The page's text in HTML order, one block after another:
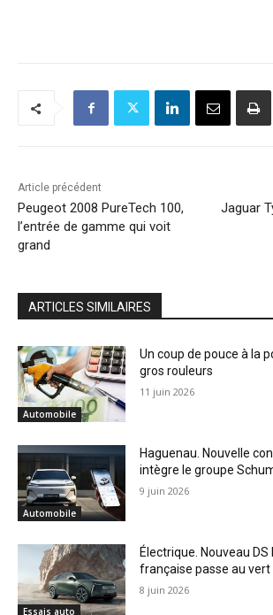
Article précédent
Peugeot 2008 PureTech 100,
l’entrée de gamme qui voit
grand
Jaguar
ARTICLES SIMILAIRES
Automobile
Un coup de pouce à la
gros rouleurs
11 juin 2026
Automobile
Haguenau. Nouvelle
intègre le groupe
9 juin 2026
Essais auto
Électrique. Nouveau DS
française passe au vert
8 juin 2026